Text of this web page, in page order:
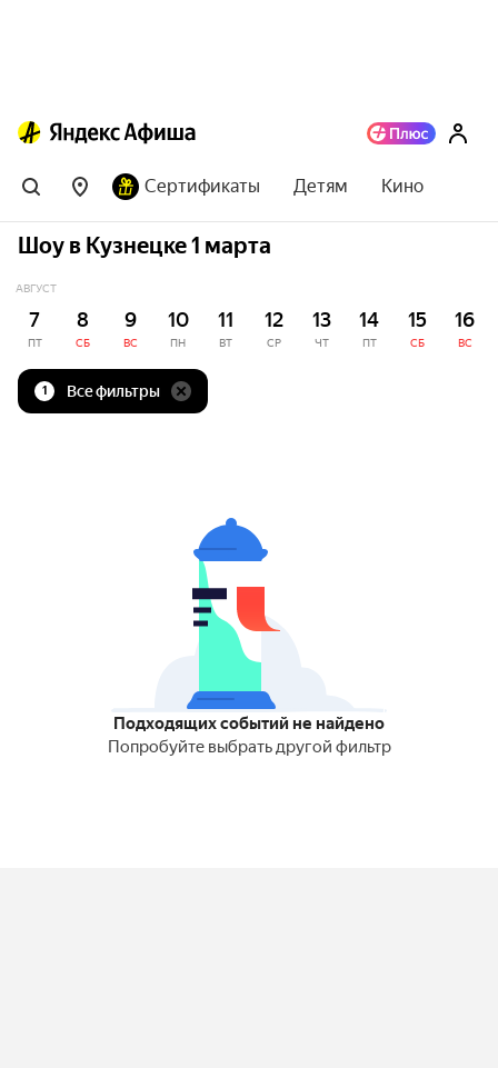
Сертификаты Детям Кино
Шоу в Кузнецке 1 марта
АВГУСТ
7
ПТ
8
СБ
9
ВС
10
ПН
11
ВТ
12
СР
13
ЧТ
14
ПТ
15
СБ
16
ВС
1 Все фильтры
Подходящих событий не найдено
Попробуйте выбрать другой фильтр